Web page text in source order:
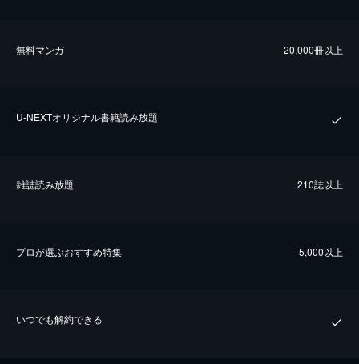
無料マンガ 20,000冊以上
U-NEXTオリジナル書籍読み放題
雑誌読み放題 210誌以上
プロが選ぶおすすめ特集 5,000以上
いつでも解約できる